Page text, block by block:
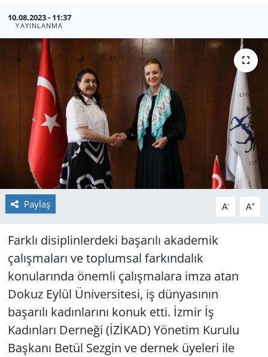
10.08.2023 - 11:37
YAYINLANMA
Paylaş A- A+
Farklı disiplinlerdeki başarılı akademik
çalışmaları ve toplumsal farkındalık
konularında önemli çalışmalara imza atan
Dokuz Eylül Üniversitesi, iş dünyasının
başarılı kadınlarını konuk etti. İzmir İş
Kadınları Derneği (İZİKAD) Yönetim Kurulu
Başkanı Betül Sezgin ve dernek üyeleri ile
GENEL
GÜNDEM
HABERDE İNSAN
KÜLTÜR SANAT
MAGAZİN
POLİTİKA
RESMİ İLANLAR
SİYASET
SPOR
Yerel
Haber Arşivi